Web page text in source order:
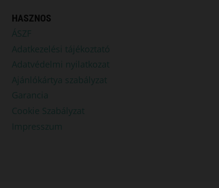
HASZNOS
ÁSZF
Adatkezelési tájékoztató
Adatvédelmi nyilatkozat
Ajánlókártya szabályzat
Garancia
Cookie Szabályzat
Impresszum